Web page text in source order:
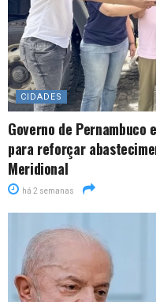
CIDADES
Governo de Pernambuco
para reforçar
Meridional
há 2 semanas